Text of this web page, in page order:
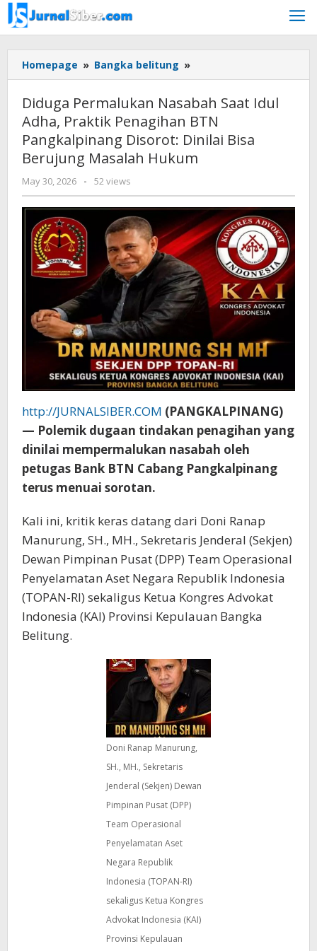
Skip
to
content
Homepage » Bangka belitung »
Permalukan
Saat
Idul
Adha,
Praktik
Penagihan
Pangkalpinang
Disorot:
Dinilai
Bisa
Berujung
Masalah
Hukum
Diduga Permalukan Nasabah Saat Idul
Adha, Praktik Penagihan BTN
Pangkalpinang Disorot: Dinilai Bisa
Berujung Masalah Hukum
May 30, 2026
by
Budiyanto
- 52 views
http://JURNALSIBER.COM (PANGKALPINANG)
— Polemik dugaan tindakan penagihan yang
dinilai mempermalukan nasabah oleh
petugas Bank BTN Cabang Pangkalpinang
terus menuai sorotan.
Kali ini, kritik keras datang dari Doni Ranap
Manurung, SH., MH., Sekretaris Jenderal (Sekjen)
Dewan Pimpinan Pusat (DPP) Team Operasional
Penyelamatan Aset Negara Republik Indonesia
(TOPAN-RI) sekaligus Ketua Kongres Advokat
Indonesia (KAI) Provinsi Kepulauan Bangka
Belitung.
Doni Ranap Manurung,
SH., MH., Sekretaris
Jenderal (Sekjen) Dewan
Pimpinan Pusat (DPP)
Team Operasional
Penyelamatan Aset
Negara Republik
Indonesia (TOPAN-RI)
sekaligus Ketua Kongres
Advokat Indonesia (KAI)
Provinsi Kepulauan